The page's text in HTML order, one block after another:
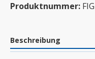
Produktnummer:
Beschreibung